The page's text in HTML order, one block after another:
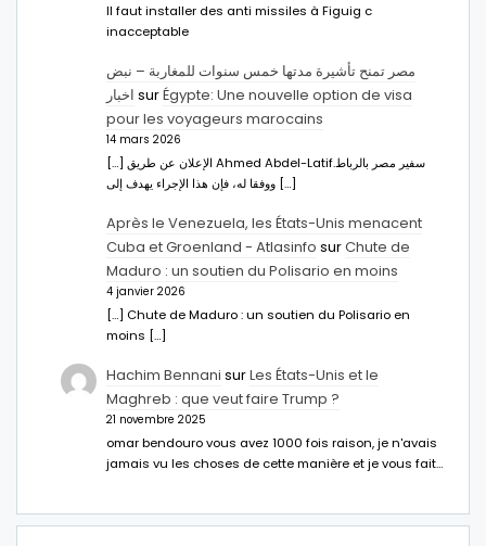
Il faut installer des anti missiles à Figuig c
inacceptable
مصر تمنح تأشيرة مدتها خمس سنوات للمغاربة – نبض
اخبار surÉgypte: Une nouvelle option de visa
pour les voyageurs marocains
14 mars 2026
[…] الإعلان عن طريق Ahmed Abdel-Latifسفير مصر بالرباط.
ووفقا له، فإن هذا الإجراء يهدف إلى […]
Après le Venezuela, les États-Unis menacent
Cuba et Groenland - Atlasinfo surChute de
Maduro : un soutien du Polisario en moins
4 janvier 2026
[…] Chute de Maduro : un soutien du Polisario en
moins […]
Hachim Bennani surLes États-Unis et le
Maghreb : que veut faire Trump ?
21 novembre 2025
omar bendouro vous avez 1000 fois raison, je n'avais
jamais vu les choses de cette manière et je vous fait…